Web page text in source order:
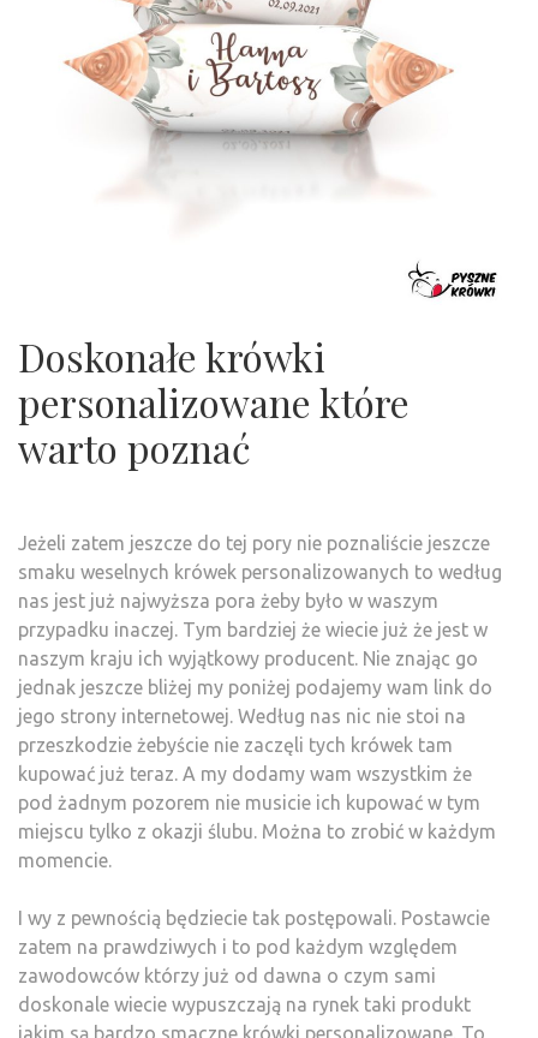
Doskonałe krówki
personalizowane które
warto poznać
Jeżeli zatem jeszcze do tej pory nie poznaliście jeszcze
smaku weselnych krówek personalizowanych to według
nas jest już najwyższa pora żeby było w waszym
przypadku inaczej. Tym bardziej że wiecie już że jest w
naszym kraju ich wyjątkowy producent. Nie znając go
jednak jeszcze bliżej my poniżej podajemy wam link do
jego strony internetowej. Według nas nic nie stoi na
przeszkodzie żebyście nie zaczęli tych krówek tam
kupować już teraz. A my dodamy wam wszystkim że
pod żadnym pozorem nie musicie ich kupować w tym
miejscu tylko z okazji ślubu. Można to zrobić w każdym
momencie.
I wy z pewnością będziecie tak postępowali. Postawcie
zatem na prawdziwych i to pod każdym względem
zawodowców którzy już od dawna o czym sami
doskonale wiecie wypuszczają na rynek taki produkt
jakim są bardzo smaczne krówki personalizowane . To